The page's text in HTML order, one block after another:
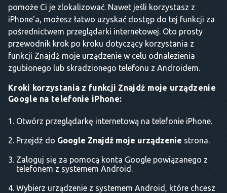
pomoże Ci je zlokalizować. Nawet jeśli korzystasz z
iPhone'a, możesz łatwo uzyskać dostęp do tej funkcji za
pośrednictwem przeglądarki internetowej. Oto prosty
przewodnik krok po kroku dotyczący korzystania z
funkcji Znajdź moje urządzenie w celu odnalezienia
zgubionego lub skradzionego telefonu z Androidem.
Kroki korzystania z funkcji Znajdź moje urządzenie
Google na telefonie iPhone:
Otwórz przeglądarkę internetową na telefonie iPhone.
Przejdź do Google Znajdź moje urządzenie strona.
Zaloguj się za pomocą konta Google powiązanego z
telefonem z systemem Android.
Wybierz urządzenie z systemem Android, które chcesz